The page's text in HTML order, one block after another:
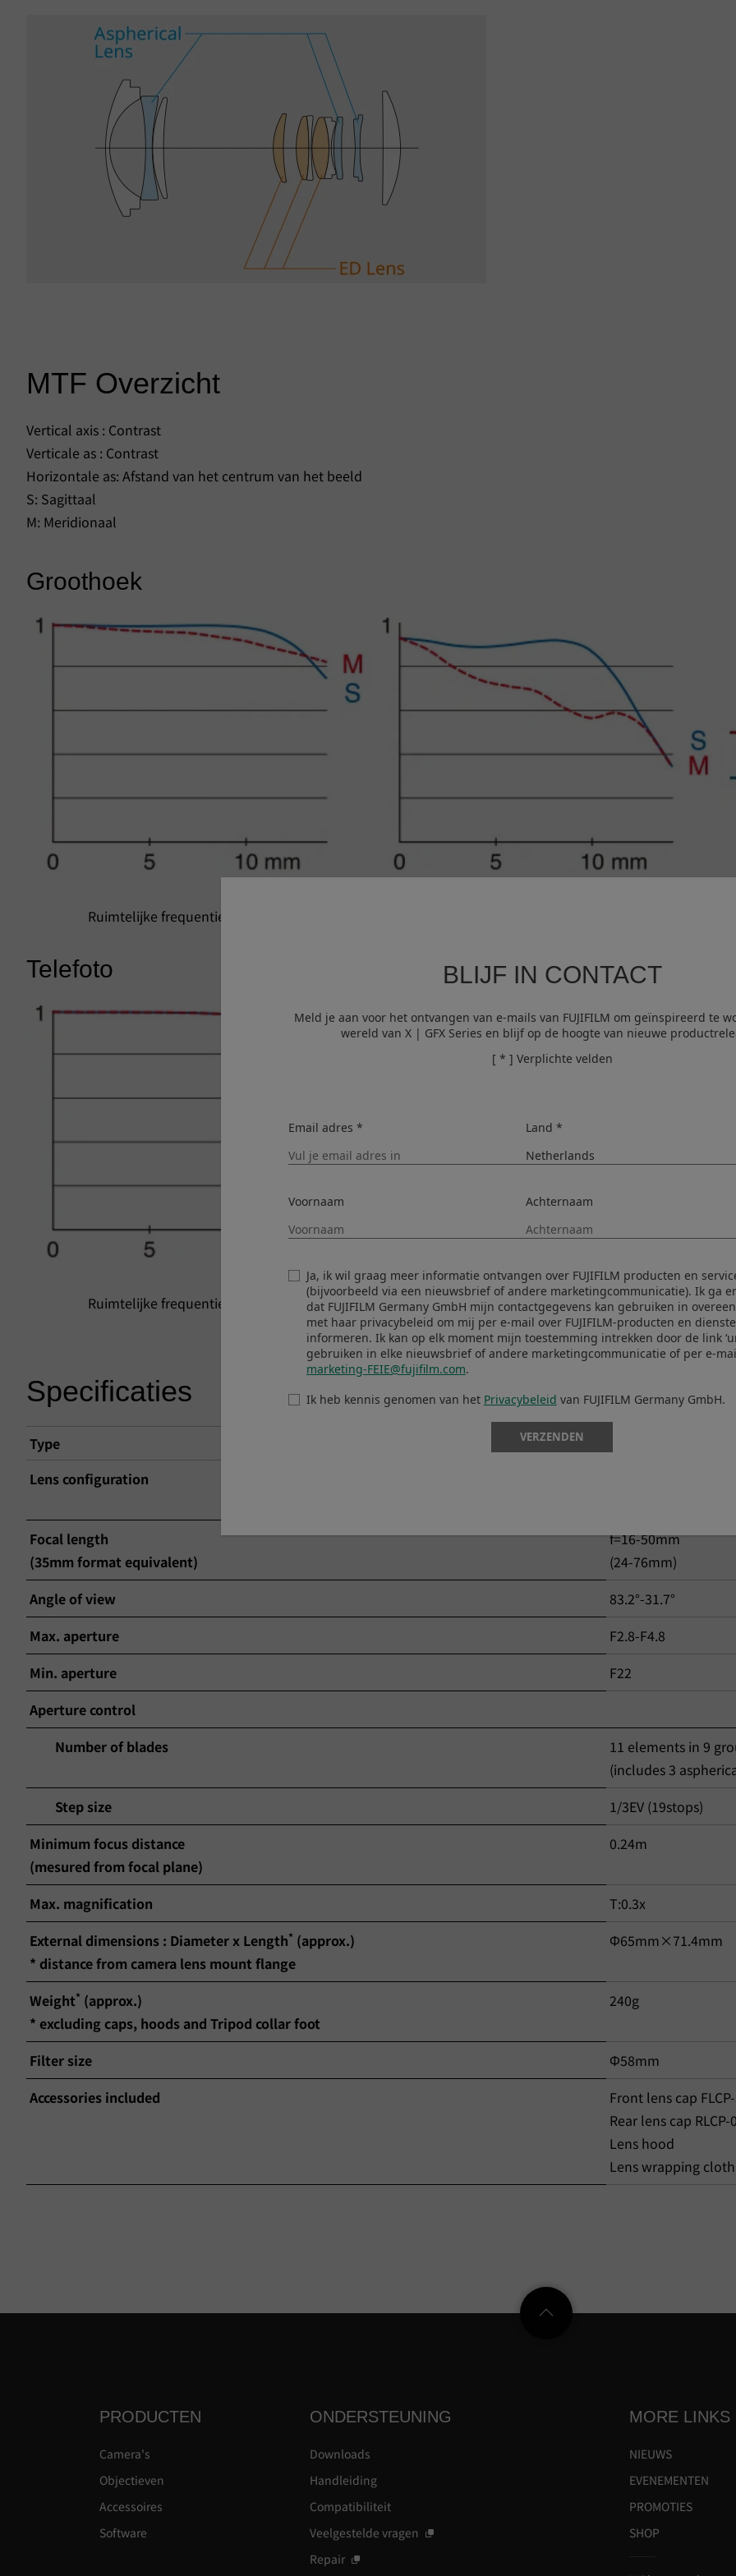
MTF Overzicht
Vertical axis : Contrast
Verticale as : Contrast
Horizontale as: Afstand van het centrum van het beeld
S: Sagittaal
M: Meridionaal
Groothoek
Ruimtelijke frequentie 15 lijnen/mm
Telefoto
Ruimtelijke frequentie 15 lijnen/mm Ruimtelijke frequentie 45 lijnen/mm
Specificaties
Type
Lens configuration
Focal length
(35mm format equivalent)
f=16-50mm
(24-76mm)
Angle of view
83.2°-31.7°
Max. aperture
F2.8-F4.8
Min. aperture
F22
Aperture control
Number of blades
11 elements in 9
(includes 3
Step size
1/3EV (19stops)
Minimum focus distance
(mesured from focal plane)
0.24m
Max. magnification
T:0.3x
External dimensions : Diameter x Length* (approx.)
* distance from camera lens mount flange
Φ65mm×71.4mm
Weight* (approx.)
* excluding caps, hoods and Tripod collar foot
240g
Filter size
Φ58mm
Accessories included
Front lens cap
Rear lens cap RLCP-
Lens hood
Lens wrapping cloth
PRODUCTEN
Camera's
Objectieven
Accessoires
Software
ONDERSTEUNING
Downloads
Handleiding
Compatibiliteit
Veelgestelde vragen
Repair
MORE LINKS
NIEUWS
EVENEMENTEN
PROMOTIES
SHOP
BLIJF IN CONTACT
Meld je aan voor het ontvangen van e-mails van FUJIFILM om geïnspireerd te
wereld van X | GFX Series en blijf op de hoogte van nieuwe
[ * ] Verplichte velden
Email adres * Land *
Voornaam Achternaam
Ja, ik wil graag meer informatie ontvangen over FUJIFILM producten en
(bijvoorbeeld via een nieuwsbrief of andere marketingcommunicatie). Ik ga
dat FUJIFILM Germany GmbH mijn contactgegevens kan gebruiken in
met haar privacybeleid om mij per e-mail over FUJIFILM-producten en
informeren. Ik kan op elk moment mijn toestemming intrekken door de link
gebruiken in elke nieuwsbrief of andere marketingcommunicatie of per e-
marketing-FEIE@fujifilm.com.
Ik heb kennis genomen van het Privacybeleid van FUJIFILM Germany GmbH.
VERZENDEN